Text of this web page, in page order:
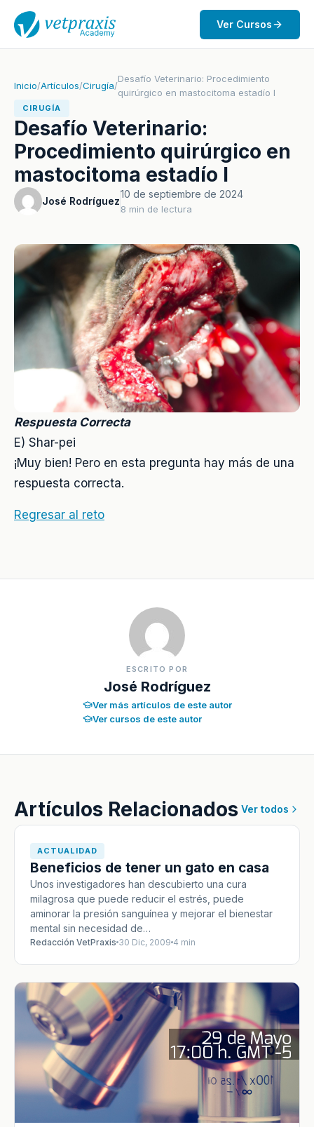
Ver Cursos
Inicio/Artículos/Cirugía/
Desafío Veterinario: Procedimiento
quirúrgico en mastocitoma estadío I
CIRUGÍA
Desafío Veterinario:
Procedimiento quirúrgico en
mastocitoma estadío I
José Rodríguez
10 de septiembre de 2024
8 min de lectura
Respuesta Correcta
E) Shar-pei
¡Muy bien! Pero en esta pregunta hay más de una
respuesta correcta.
Regresar al reto
ESCRITO POR
José Rodríguez
Ver más artículos de este autor
Ver cursos de este autor
Artículos Relacionados Ver todos
ACTUALIDAD
Beneficios de tener un gato en casa
Unos investigadores han descubierto una cura
milagrosa que puede reducir el estrés, puede
aminorar la presión sanguínea y mejorar el bienestar
mental sin necesidad de…
Redacción VetPraxis 30 Dic, 2009 4 min